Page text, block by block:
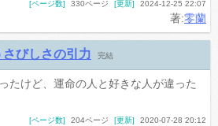
著:零蘭
[ページ数] 330ページ [更新] 2024-12-25 22:07
さびしさの引力 完結
たけど、運命の人と好きな人が違った
[ページ数] 204ページ [更新] 2020-07-28 20:12